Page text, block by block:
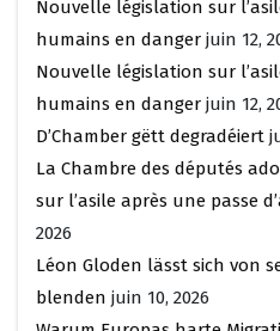
Nouvelle législation sur
humains en danger juin 12,
Nouvelle législation sur
humains en danger juin 12,
D’Chamber gëtt degradéiert
La Chambre des députés
sur l’asile après une passe
2026
Léon Gloden lässt sich von
blenden juin 10, 2026